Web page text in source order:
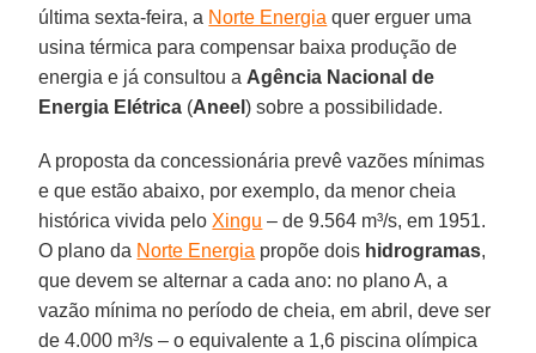
última sexta-feira, a Norte Energia quer erguer uma
usina térmica para compensar baixa produção de
energia e já consultou aAgência Nacional de
Energia Elétrica (Aneel ) sobre a possibilidade.
A proposta da concessionária prevê vazões mínimas
e que estão abaixo, por exemplo, da menor cheia
histórica vivida peloXingu – de 9.564 m³/s, em 1951.
O plano da Norte Energia propõe dois hidrogramas,
que devem se alternar a cada ano: no plano A, a
vazão mínima no período de cheia, em abril, deve ser
de 4.000 m³/s – o equivalente a 1,6 piscina olímpica